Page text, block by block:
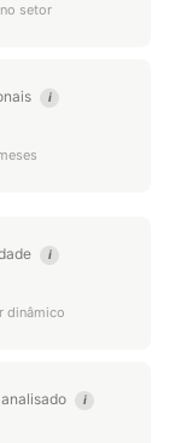
setor
i
i
dinâmico
i